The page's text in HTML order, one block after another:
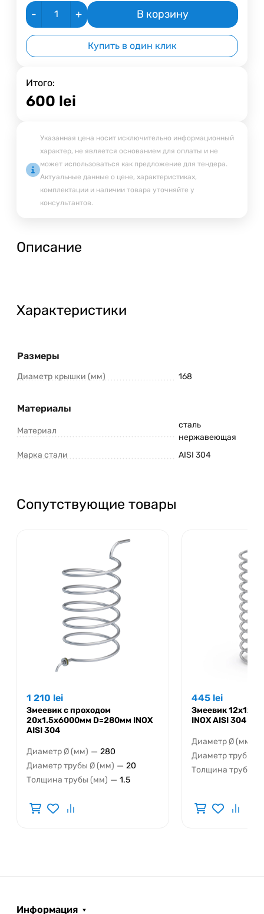
- + В корзину
Купить в один клик
Итого:
600 lei
Указанная цена носит исключительно информационный
характер, не является основанием для оплаты и не
может использоваться как предложение для тендера.
Актуальные данные о цене, характеристиках,
комплектации и наличии товара уточняйте у
консультантов.
Описание
Характеристики
Размеры
Диаметр крышки (мм) 168
Материалы
Материал
сталь
нержавеющая
Марка стали
AISI 304
Сопутствующие товары
1 210 lei
Змеевик с проходом
20x1.5x6000мм D=280мм INOX
AISI 304
Диаметр Ø (мм) — 280
Диаметр трубы Ø (мм) — 20
Толщина трубы (мм) — 1.5
445 lei
Змеевик
INOX AISI 304
Диаметр Ø (мм)
Диаметр трубы Ø
Толщина трубы
Информация